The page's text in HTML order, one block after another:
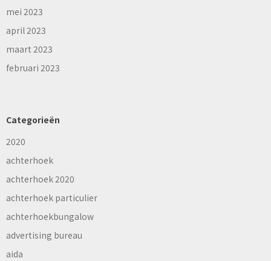
mei 2023
april 2023
maart 2023
februari 2023
Categorieën
2020
achterhoek
achterhoek 2020
achterhoek particulier
achterhoekbungalow
advertising bureau
aida